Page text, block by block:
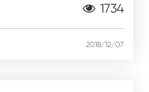
1734
2018/12/07